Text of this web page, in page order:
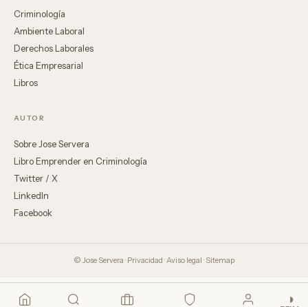
◑
Criminología
Ambiente Laboral
Derechos Laborales
Ética Empresarial
Libros
AUTOR
Sobre Jose Servera
Libro Emprender en Criminología
Twitter / X
LinkedIn
Facebook
© Jose Servera · Privacidad ·Aviso legal · Sitemap